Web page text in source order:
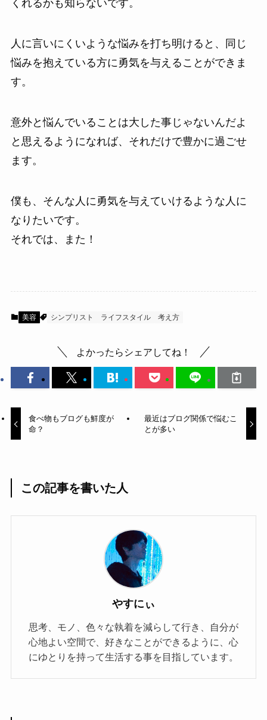
くれるかも知らないです。
人に言いにくいような悩みを打ち明けると、同じ
悩みを抱えている方に勇気を与えることができま
す。
意外と悩んでいることは大した事じゃないんだよ
と思えるようになれば、それだけで豊かに過ごせ
ます。
僕も、そんな人に勇気を与えていけるような人に
なりたいです。
それでは、また！
美容 シンプリスト ライフスタイル 考え方
よかったらシェアしてね！
食べ物もブログも鮮度が
命？
最近はブログ関係で悩むこ
とが多い
この記事を書いた人
やすにぃ
思考、モノ、色々な執着を減らして行き、自分が
心地よい空間で、好きなことができるように、心
にゆとりを持って生活する事を目指しています。